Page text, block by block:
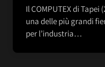
Il COMPUTEX di Tapei
una delle più grandi
per l’industria…